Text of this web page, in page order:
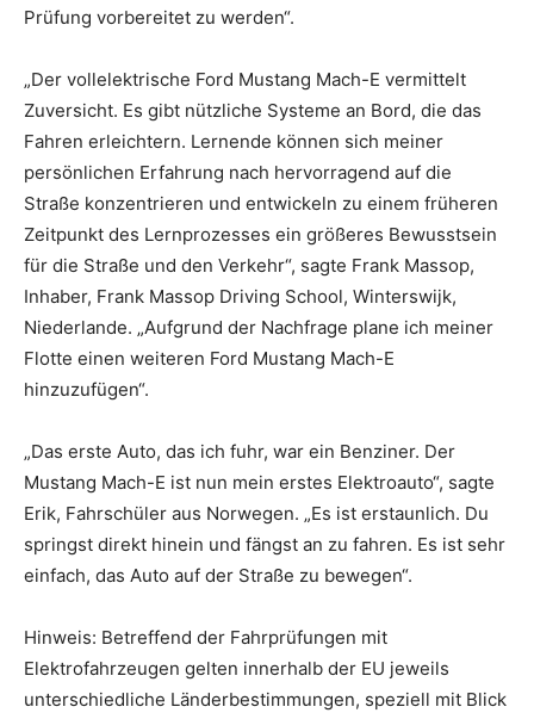
Prüfung vorbereitet zu werden“.
„Der vollelektrische Ford Mustang Mach-E vermittelt
Zuversicht. Es gibt nützliche Systeme an Bord, die das
Fahren erleichtern. Lernende können sich meiner
persönlichen Erfahrung nach hervorragend auf die
Straße konzentrieren und entwickeln zu einem früheren
Zeitpunkt des Lernprozesses ein größeres Bewusstsein
für die Straße und den Verkehr“, sagte Frank Massop,
Inhaber, Frank Massop Driving School, Winterswijk,
Niederlande. „Aufgrund der Nachfrage plane ich meiner
Flotte einen weiteren Ford Mustang Mach-E
hinzuzufügen“.
„Das erste Auto, das ich fuhr, war ein Benziner. Der
Mustang Mach-E ist nun mein erstes Elektroauto“, sagte
Erik, Fahrschüler aus Norwegen. „Es ist erstaunlich. Du
springst direkt hinein und fängst an zu fahren. Es ist sehr
einfach, das Auto auf der Straße zu bewegen“.
Hinweis: Betreffend der Fahrprüfungen mit
Elektrofahrzeugen gelten innerhalb der EU jeweils
unterschiedliche Länderbestimmungen, speziell mit Blick